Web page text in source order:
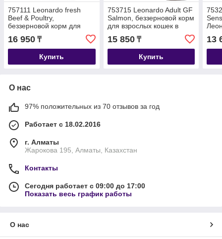
757111 Leonardo fresh
Beef & Poultry,
беззерновой корм для
взрослых кошек, говядина
с птицей, уп.1,5 кг.
16 950 ₸
Купить
753715 Leonardo Adult GF
Salmon, беззерновой корм
для взрослых кошек в
возрасте с лососем, уп.1,8
кг.
15 850₸
Купить
13
О нас
97% положительных из 70 отзывов за год
Работает с 18.02.2016
г. Алматы
Жарокова 195, Алматы, Казахстан
Контакты
Сегодня работает с 09:00 до 17:00
Показать весь график работы
О нас